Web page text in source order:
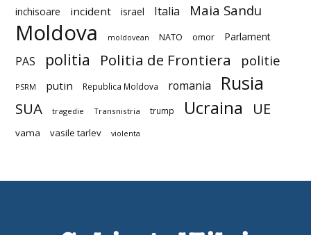
inchisoare incident israel Italia Maia Sandu
Moldova moldovean NATO omor Parlament
PAS politia Politia de Frontiera politie
PSRM putin Republica Moldova romania Rusia
SUA tragedie Transnistria trump Ucraina UE
vama vasile tarlev violenta